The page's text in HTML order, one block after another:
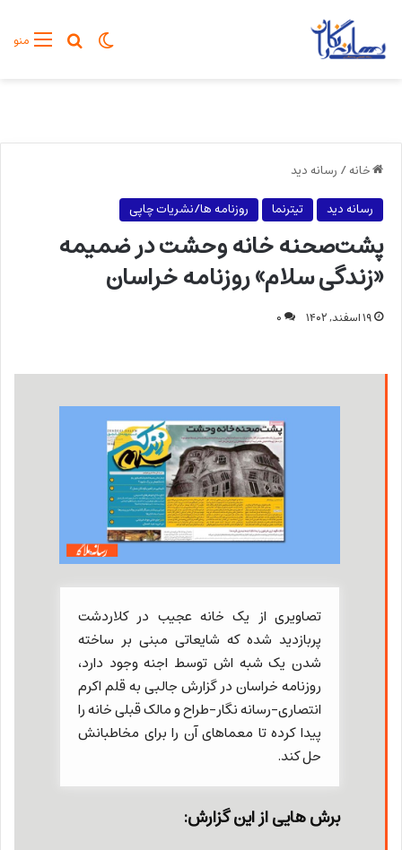
منوجستجو
تغییر پوسته
خانه/ رسانه دید
رسانه دید
تیترنما روزنامه ها/نشریات چاپی
پشت‌صحنه خانه وحشت در ضمیمه
«زندگی سلام» روزنامه خراسان
۱۹ اسفند, ۱۴۰۲ ۰
تصاویری از یک خانه عجیب در کلاردشت
پربازدید شده که شایعاتی مبنی بر ساخته
شدن یک شبه اش توسط اجنه وجود دارد،
روزنامه خراسان در گزارش جالبی به قلم اکرم
انتصاری-رسانه نگار-طراح و مالک قبلی خانه را
پیدا کرده تا معماهای آن را برای مخاطبانش
حل کند.
برش هایی از این گزارش: